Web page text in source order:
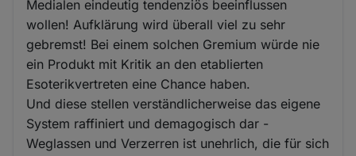
Medialen eindeutig tendenziös beeinflussen
wollen! Aufklärung wird überall viel zu sehr
gebremst! Bei einem solchen Gremium würde nie
ein Produkt mit Kritik an den etablierten
Esoterikvertreten eine Chance haben.
Und diese stellen verständlicherweise das eigene
System raffiniert und demagogisch dar -
Weglassen und Verzerren ist unehrlich, die für sich